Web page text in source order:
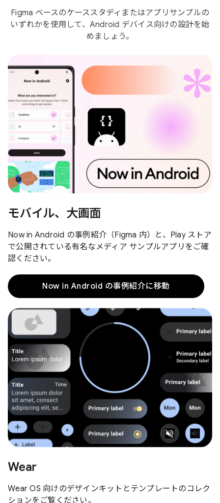
Figma ベースのケーススタディまたはアプリサンプルの
いずれかを使用して、Android デバイス向けの設計を始
めましょう。
モバイル、大画面
Now in Android の事例紹介（Figma 内）と、Play ストア
で公開されている有名なメディア サンプルアプリをご確
認ください。
Now in Android の事例紹介に移動
Wear
Wear OS 向けのデザインキットとテンプレートのコレク
ションをご覧ください。